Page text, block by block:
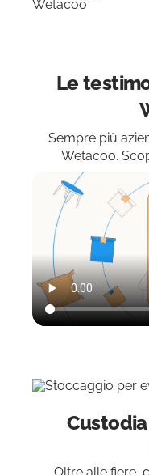
Le
Sempre più
Wetacoo.
Oltre alle fiere,